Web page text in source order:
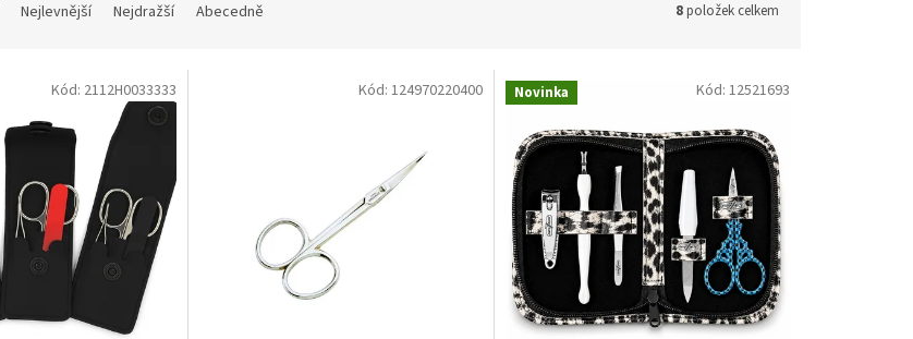
Nejlevnější Nejdražší Abecedně 8položek celkem
Kód: 2112H0033333 Kód: 124970220400 Novinka Kód: 12521693